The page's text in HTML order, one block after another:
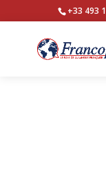
+33 493